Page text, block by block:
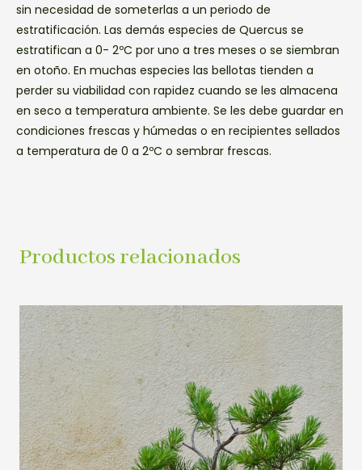
sin necesidad de someterlas a un periodo de
estratificación. Las demás especies de Quercus se
estratifican a 0- 2ºC por uno a tres meses o se siembran
en otoño. En muchas especies las bellotas tienden a
perder su viabilidad con rapidez cuando se les almacena
en seco a temperatura ambiente. Se les debe guardar en
condiciones frescas y húmedas o en recipientes sellados
a temperatura de 0 a 2ºC o sembrar frescas.
Productos relacionados